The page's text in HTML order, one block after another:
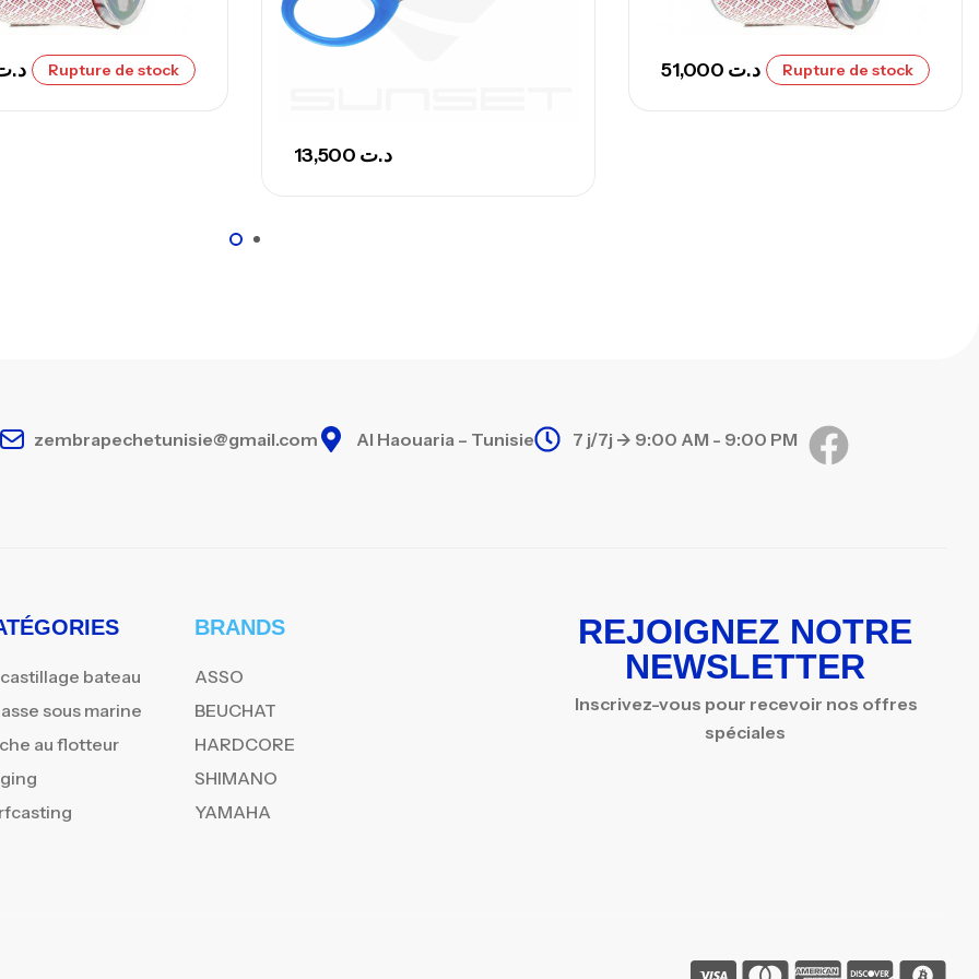
Canne Sunset Secret Cove 420 Cm 100
Rupture de stock
د.ت
د.ت Rupture de stock
zembrapechetunisie@gmail.com Al Haouaria – Tunisie 7 j/7j -> 9:00 AM - 9:00 PM
bateau
sous marine
au flotteur
BRANDS
ASSO
BEUCHAT
HARDCORE
SHIMANO
YAMAHA
REJOIGNEZ NOTRE
NEWSLETTER
Inscrivez-vous pour recevoir nos offres
spéciales